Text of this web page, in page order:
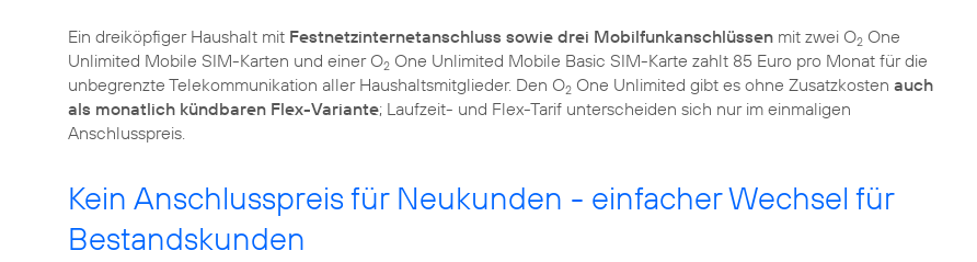
Ein dreiköpfiger Haushalt mit Festnetzinternetanschluss sowie drei Mobilfunkanschlüssen mit zwei O2 One
Unlimited Mobile SIM-Karten und einer O2 One Unlimited Mobile Basic SIM-Karte zahlt 85 Euro pro Monat für die
unbegrenzte Telekommunikation aller Haushaltsmitglieder. Den O2 One Unlimited gibt es ohne Zusatzkosten auch
als monatlich kündbaren Flex-Variante; Laufzeit- und Flex-Tarif unterscheiden sich nur im einmaligen
Anschlusspreis.
Kein Anschlusspreis für Neukunden - einfacher Wechsel für
Bestandskunden